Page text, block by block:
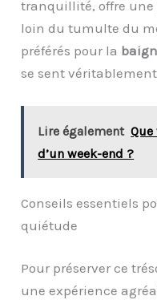
tranquillité, offre une
loin du tumulte du
préférés pour la
se sent
Lire également Que
d’un week-end ?
Conseils essentiels
quiétude
Pour préserver ce
une expérience